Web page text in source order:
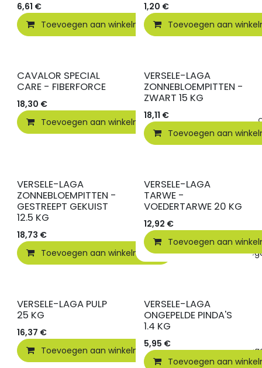
6,61 €
Toevoegen aan winkelmandje
Vergelijken
1,20 €
Toevoegen aan
CAVALOR SPECIAL
CARE - FIBERFORCE
18,30 €
Toevoegen aan winkelmandje
Vergelijken
VERSELE-LAGA
ZONNEBLOEMPITTEN -
ZWART 15 KG
18,11 €
Toevoegen aan
VERSELE-LAGA
ZONNEBLOEMPITTEN -
GESTREEPT GEKUIST
12.5 KG
18,73 €
Toevoegen aan winkelmandje
VERSELE-LAGA
TARWE -
VOEDERTARWE 20 KG
12,92 €
Toevoegen aan
VERSELE-LAGA PULP
25 KG
16,37 €
Toevoegen aan winkelmandje
VERSELE-LAGA
ONGEPELDE PINDA'S
1.4 KG
5,95 €
Toevoegen aan